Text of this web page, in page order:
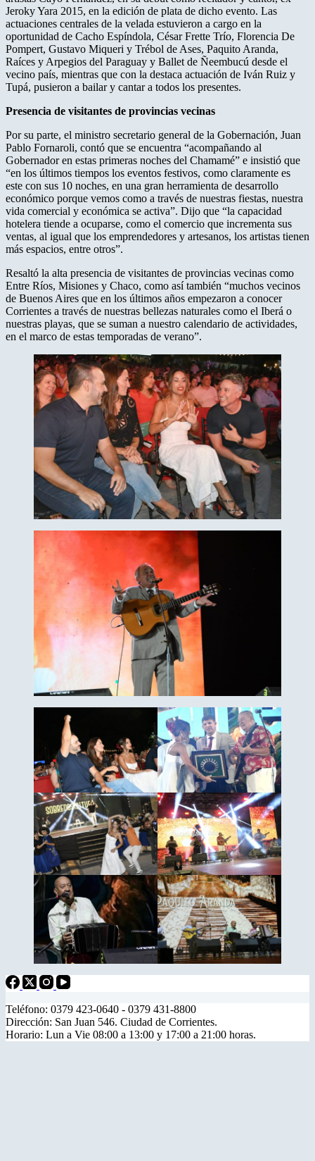
Jeroky Yara 2015, en la edición de plata de dicho evento. Las
actuaciones centrales de la velada estuvieron a cargo en la
oportunidad de Cacho Espíndola, César Frette Trío, Florencia De
Pompert, Gustavo Miqueri y Trébol de Ases, Paquito Aranda,
Raíces y Arpegios del Paraguay y Ballet de Ñeembucú desde el
vecino país, mientras que con la destaca actuación de Iván Ruiz y
Tupá, pusieron a bailar y cantar a todos los presentes.
Presencia de visitantes de provincias vecinas
Por su parte, el ministro secretario general de la Gobernación, Juan
Pablo Fornaroli, contó que se encuentra “acompañando al
Gobernador en estas primeras noches del Chamamé” e insistió que
“en los últimos tiempos los eventos festivos, como claramente es
este con sus 10 noches, en una gran herramienta de desarrollo
económico porque vemos como a través de nuestras fiestas, nuestra
vida comercial y económica se activa”. Dijo que “la capacidad
hotelera tiende a ocuparse, como el comercio que incrementa sus
ventas, al igual que los emprendedores y artesanos, los artistas tienen
más espacios, entre otros”.
Resaltó la alta presencia de visitantes de provincias vecinas como
Entre Ríos, Misiones y Chaco, como así también “muchos vecinos
de Buenos Aires que en los últimos años empezaron a conocer
Corrientes a través de nuestras bellezas naturales como el Iberá o
nuestras playas, que se suman a nuestro calendario de actividades,
en el marco de estas temporadas de verano”.
Teléfono: 0379 423-0640 - 0379 431-8800
Dirección: San Juan 546. Ciudad de Corrientes.
Horario: Lun a Vie 08:00 a 13:00 y 17:00 a 21:00 horas.